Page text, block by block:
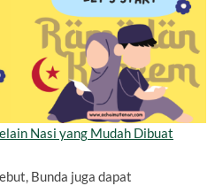
Nasi yang Mudah Dibuat
Bunda juga dapat